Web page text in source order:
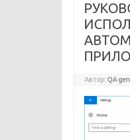
Автор:QA